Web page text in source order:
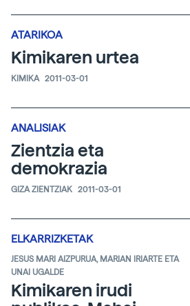
ATARIKOA
Kimikaren urtea
KIMIKA 2011-03-01
ANALISIAK
Zientzia eta
demokrazia
GIZA ZIENTZIAK 2011-03-01
ELKARRIZKETAK
JESUS MARI AIZPURUA, MARIAN IRIARTE ETA
UNAI UGALDE
Kimikaren irudi